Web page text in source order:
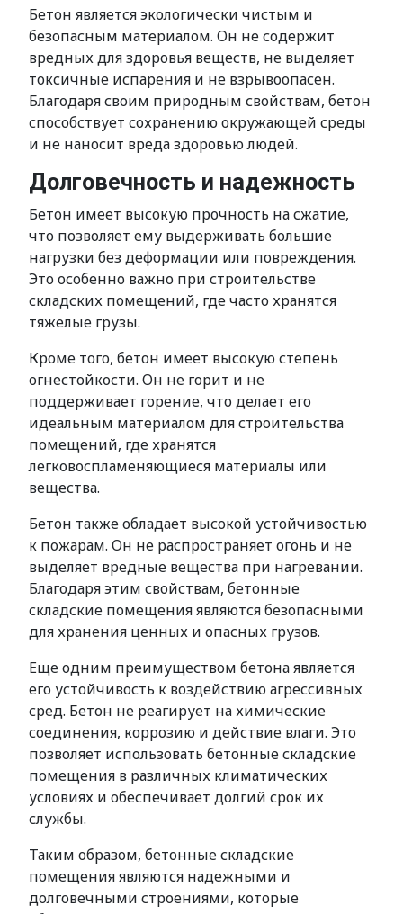
Бетон является экологически чистым и
безопасным материалом. Он не содержит
вредных для здоровья веществ, не выделяет
токсичные испарения и не взрывоопасен.
Благодаря своим природным свойствам, бетон
способствует сохранению окружающей среды
и не наносит вреда здоровью людей.
Долговечность и надежность
Бетон имеет высокую прочность на сжатие,
что позволяет ему выдерживать большие
нагрузки без деформации или повреждения.
Это особенно важно при строительстве
складских помещений, где часто хранятся
тяжелые грузы.
Кроме того, бетон имеет высокую степень
огнестойкости. Он не горит и не
поддерживает горение, что делает его
идеальным материалом для строительства
помещений, где хранятся
легковоспламеняющиеся материалы или
вещества.
Бетон также обладает высокой устойчивостью
к пожарам. Он не распространяет огонь и не
выделяет вредные вещества при нагревании.
Благодаря этим свойствам, бетонные
складские помещения являются безопасными
для хранения ценных и опасных грузов.
Еще одним преимуществом бетона является
его устойчивость к воздействию агрессивных
сред. Бетон не реагирует на химические
соединения, коррозию и действие влаги. Это
позволяет использовать бетонные складские
помещения в различных климатических
условиях и обеспечивает долгий срок их
службы.
Таким образом, бетонные складские
помещения являются надежными и
долговечными строениями, которые